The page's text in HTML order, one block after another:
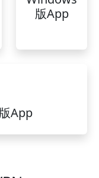
版App
App